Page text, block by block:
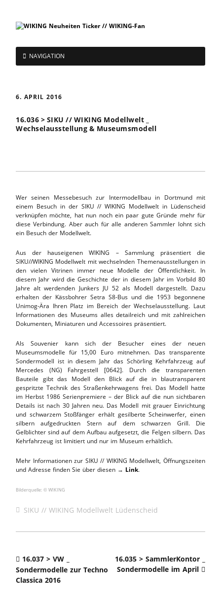
NAVIGATION
6. APRIL 2016
16.036 > SIKU // WIKING Modellwelt _
Wechselausstellung & Museumsmodell
Wer seinen Messebesuch zur Intermodellbau in Dortmund mit
einem Besuch in der SIKU // WIKING Modellwelt in Lüdenscheid
verknüpfen möchte, hat nun noch ein paar gute Gründe mehr für
diese Verbindung. Aber auch für alle anderen Sammler lohnt sich
ein Besuch der Modellwelt.
Aus der hauseigenen WIKING – Sammlung präsentiert die
SIKU//WIKING Modellwelt mit wechselnden Themenausstellungen in
den vielen Vitrinen immer neue Modelle der Öffentlichkeit. In
diesem Jahr wird die Geschichte der in diesem Jahr im Vorbild 80
Jahre alt werdenden Junkers JU 52 als Modell dargestellt. Dazu
erhalten der Kässbohrer Setra S8-Bus und die 1953 begonnene
Unimog-Ära Ihren Platz im Bereich der Wechselausstellung. Laut
Informationen des Museums alles detailreich und mit zahlreichen
Dokumenten, Miniaturen und Accessoires präsentiert.
Als Souvenier kann sich der Besucher eines der neuen
Museumsmodelle für 15,00 Euro mitnehmen. Das transparente
Sondermodell ist in diesem Jahr das Schörling Kehrfahrzeug auf
Mercedes (NG) Fahrgestell [0642]. Durch die transparenten
Bauteile gibt das Modell den Blick auf die in blautransparent
gespritzte Technik des Straßenkehrwagens frei. Das Modell hatte
im Herbst 1986 Serienpremiere – der Blick auf die nun sichtbaren
Details ist nach 30 Jahren neu. Das Modell mit grauer Einrichtung
und schwarzem Stoßfänger erhält gesilberte Scheinwerfer, einen
silbern aufgedruckten Stern auf dem schwarzen Grill. Die
Gelblichter sind auf dem Aufbau aufgesetzt, die Felgen silbern. Das
Kehrfahrzeug ist limitiert und nur im Museum erhältlich.
Mehr Informationen zur SIKU // WIKING Modellwelt, Öffnungszeiten
und Adresse finden Sie über diesen → Link.
Bilderquelle: © WIKING
SIKU // WIKING Modellwelt Lüdenscheid
16.037 > VW _
Sondermodelle zur Techno
Classica 2016
16.035 > SammlerKontor _
Sondermodelle im April